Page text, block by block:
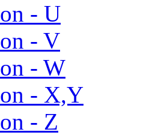
- U
- V
- W
- X,Y
- Z